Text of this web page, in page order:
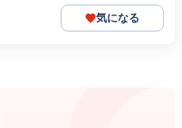
気になる